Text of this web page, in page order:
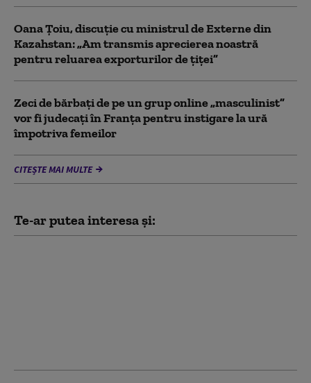
Oana Țoiu, discuție cu ministrul de Externe din
Kazahstan: „Am transmis aprecierea noastră
pentru reluarea exporturilor de țiței”
Zeci de bărbați de pe un grup online „masculinist”
vor fi judecați în Franța pentru instigare la ură
împotriva femeilor
CITEȘTE MAI MULTE
Te-ar putea interesa și: